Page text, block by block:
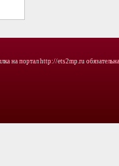
на портал http://ets2mp.ru